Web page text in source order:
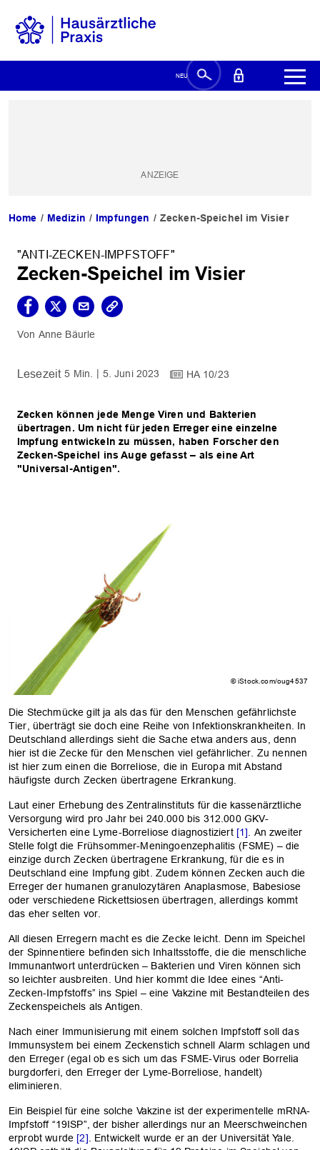
Home Medizin Impfungen Zecken-Speichel im Visier
"ANTI-ZECKEN-IMPFSTOFF"
Zecken-Speichel im Visier
Anne Bäurle
5 Min. 5. Juni 2023 HA 10/23
Zecken können jede Menge Viren und Bakterien
übertragen. Um nicht für jeden Erreger eine einzelne
Impfung entwickeln zu müssen, haben Forscher den
Zecken-Speichel ins Auge gefasst – als eine Art
"Universal-Antigen".
© iStock.com/oug4537
Die Stechmücke gilt ja als das für den Menschen gefährlichste
Tier, überträgt sie doch eine Reihe von Infektionskrankheiten. In
Deutschland allerdings sieht die Sache etwa anders aus, denn
hier ist die Zecke für den Menschen viel gefährlicher. Zu nennen
ist hier zum einen die Borreliose, die in Europa mit Abstand
häufigste durch Zecken übertragene Erkrankung.
Laut einer Erhebung des Zentralinstituts für die kassenärztliche
Versorgung wird pro Jahr bei 240.000 bis 312.000 GKV-
Versicherten eine Lyme-Borreliose diagnostiziert [1]. An zweiter
Stelle folgt die Frühsommer-Meningoenzephalitis (FSME) – die
einzige durch Zecken übertragene Erkrankung, für die es in
Deutschland eine Impfung gibt. Zudem können Zecken auch die
Erreger der humanen granulozytären Anaplasmose, Babesiose
oder verschiedene Rickettsiosen übertragen, allerdings kommt
das eher selten vor.
All diesen Erregern macht es die Zecke leicht. Denn im Speichel
der Spinnentiere befinden sich Inhaltsstoffe, die die menschliche
Immunantwort unterdrücken – Bakterien und Viren können sich
so leichter ausbreiten. Und hier kommt die Idee eines “Anti-
Zecken-Impfstoffs” ins Spiel – eine Vakzine mit Bestandteilen des
Zeckenspeichels als Antigen.
Nach einer Immunisierung mit einem solchen Impfstoff soll das
Immunsystem bei einem Zeckenstich schnell Alarm schlagen und
den Erreger (egal ob es sich um das FSME-Virus oder Borrelia
burgdorferi, den Erreger der Lyme-Borreliose, handelt)
eliminieren.
Ein Beispiel für eine solche Vakzine ist der experimentelle mRNA-
Impfstoff “19ISP”, der bisher allerdings nur an Meerschweinchen
erprobt wurde [2]. Entwickelt wurde er an der Universität Yale.